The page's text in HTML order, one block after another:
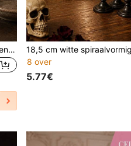
Bourgondische roos pilaarkaarsenset, roos, vlinder en chrysantentontwerp pilaarkaarsen, gemaakt van sojawax, geen zwarte rook, geurkaarsen inbegrepen, Halloween, Kerstmis, huisdecoratie kaarsencentrum, geschikt als cadeau, cadeau
8 over
5.77€